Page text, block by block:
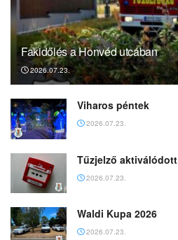
Fakidőlés a Honvéd utcában
2026.07.23.
Viharos péntek
2026.07.23.
Tűzjelző aktiválódott
2026.07.23.
Waldi Kupa 2026
2026.07.23.